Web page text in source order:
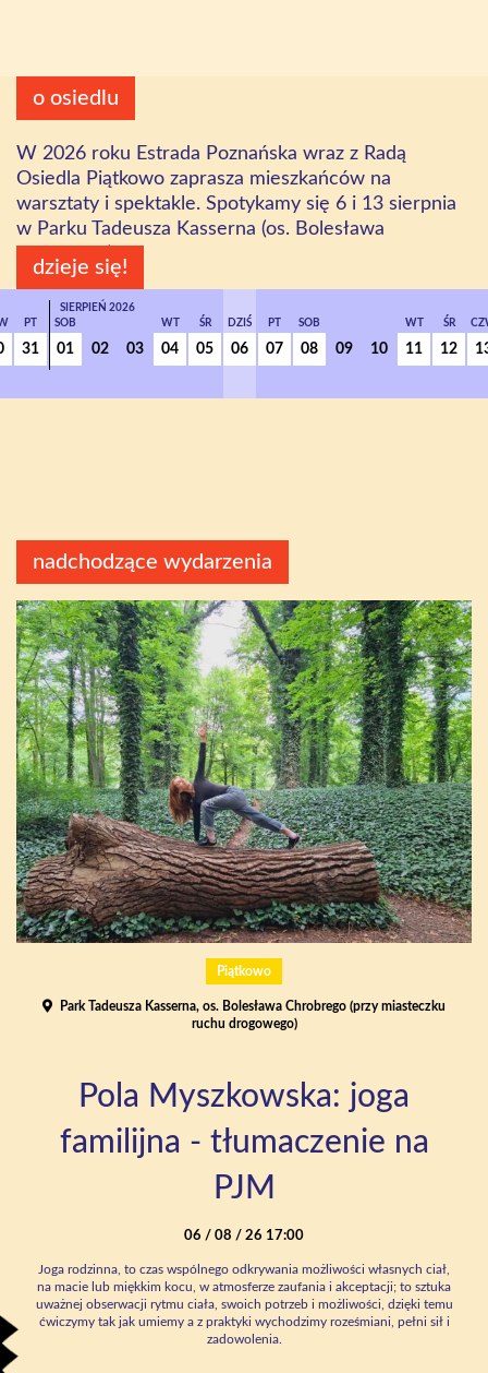
o osiedlu
W 2026 roku Estrada Poznańska wraz z Radą
Osiedla Piątkowo zaprasza mieszkańców na
warsztaty i spektakle. Spotykamy się 6 i 13 sierpnia
w Parku Tadeusza Kasserna (os. Bolesława
Chrobrego).
dzieje się!
PT
31
SOB
01
SIERPIEŃ 2026
02 03
WT
04
ŚR
05
DZIŚ
06
PT
07
SOB
08 09 10
WT
11
ŚR
12
ŚRODA
22
09
nadchodzące wydarzenia
Piątkowo
Park Tadeusza Kasserna, os. Bolesława Chrobrego (przy miasteczku
ruchu drogowego)
Pola Myszkowska: joga
familijna - tłumaczenie na
PJM
06 / 08 / 26 17:00
Joga rodzinna, to czas wspólnego odkrywania możliwości własnych ciał,
na macie lub miękkim kocu, w atmosferze zaufania i akceptacji; to sztuka
uważnej obserwacji rytmu ciała, swoich potrzeb i możliwości, dzięki temu
ćwiczymy tak jak umiemy a z praktyki wychodzimy roześmiani, pełni sił i
zadowolenia.